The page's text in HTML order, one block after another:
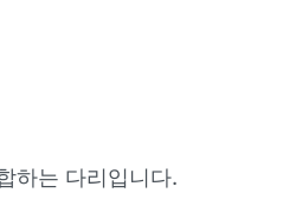
하는 다리입니다.